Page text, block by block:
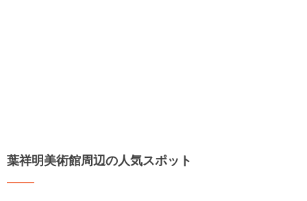
葉祥明美術館周辺の人気スポット